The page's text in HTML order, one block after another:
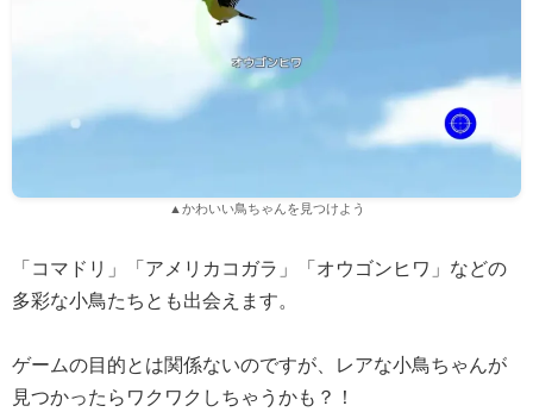
▲かわいい鳥ちゃんを見つけよう
「コマドリ」「アメリカコガラ」「オウゴンヒワ」などの
多彩な小鳥たちとも出会えます。
ゲームの目的とは関係ないのですが、レアな小鳥ちゃんが
見つかったらワクワクしちゃうかも？！